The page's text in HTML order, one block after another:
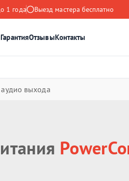
1 года Выезд мастера бесплатно
ГарантияОтзывыКонтакты
выхода